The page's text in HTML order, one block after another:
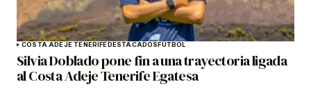
COSTA ADEJE TENERIFEDESTACADOSFÚTBOL
Silvia Doblado pone fin a una trayectoria ligada
al Costa Adeje Tenerife Egatesa